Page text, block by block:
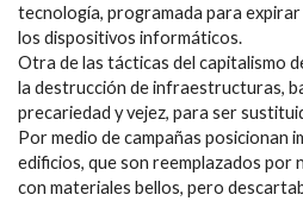
tecnología, programada para expirar
los dispositivos informáticos.
Otra de las tácticas del capitalismo
la destrucción de infraestructuras,
precariedad y vejez, para ser
Por medio de campañas posicionan
edificios, que son reemplazados
con materiales bellos, pero